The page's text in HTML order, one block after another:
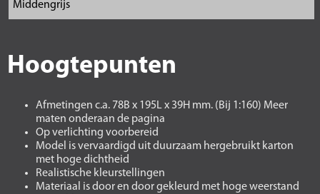
Hoogtepunten
Afmetingen c.a. 78B x 195L x 39H mm. (Bij 1:160) Meer
maten onderaan de pagina
Op verlichting voorbereid
Model is vervaardigd uit duurzaam hergebruikt karton
met hoge dichtheid
Realistische kleurstellingen
Materiaal is door en door gekleurd met hoge weerstand